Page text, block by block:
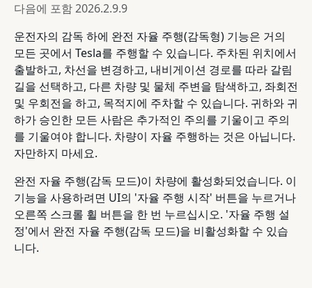
다음에 포함2026.2.9.9
운전자의 감독 하에 완전 자율 주행(감독형) 기능은 거의
모든 곳에서 Tesla를 주행할 수 있습니다. 주차된 위치에서
출발하고, 차선을 변경하고, 내비게이션 경로를 따라 갈림
길을 선택하고, 다른 차량 및 물체 주변을 탐색하고, 좌회전
및 우회전을 하고, 목적지에 주차할 수 있습니다. 귀하와 귀
하가 승인한 모든 사람은 추가적인 주의를 기울이고 주의
를 기울여야 합니다. 차량이 자율 주행하는 것은 아닙니다.
자만하지 마세요.
완전 자율 주행(감독 모드)이 차량에 활성화되었습니다. 이
기능을 사용하려면 UI의 '자율 주행 시작' 버튼을 누르거나
오른쪽 스크롤 휠 버튼을 한 번 누르십시오. '자율 주행 설
정'에서 완전 자율 주행(감독 모드)을 비활성화할 수 있습
니다.